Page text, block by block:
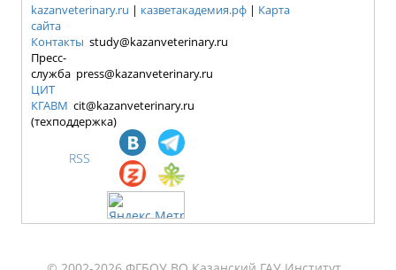
kazanveterinary.ru | казветакадемия.рф | Карта
сайта
Контакты study@kazanveterinary.ru
Пресс-
служба press@kazanveterinary.ru
ЦИТ
КГАВМ cit@kazanveterinary.ru
(техподдержка)
RSS